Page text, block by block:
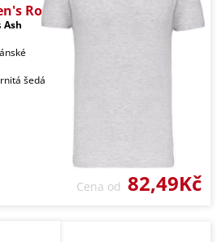
Ro
Ash
šedá
Cena od 82,49Kč